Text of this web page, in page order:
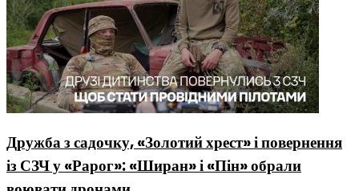
Дружба з садочку, «Золотий хрест» і повернення
із СЗЧ у «Рарог»: «Ширан» і «Пін» обрали